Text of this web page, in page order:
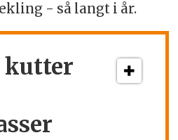
- så langt i år.